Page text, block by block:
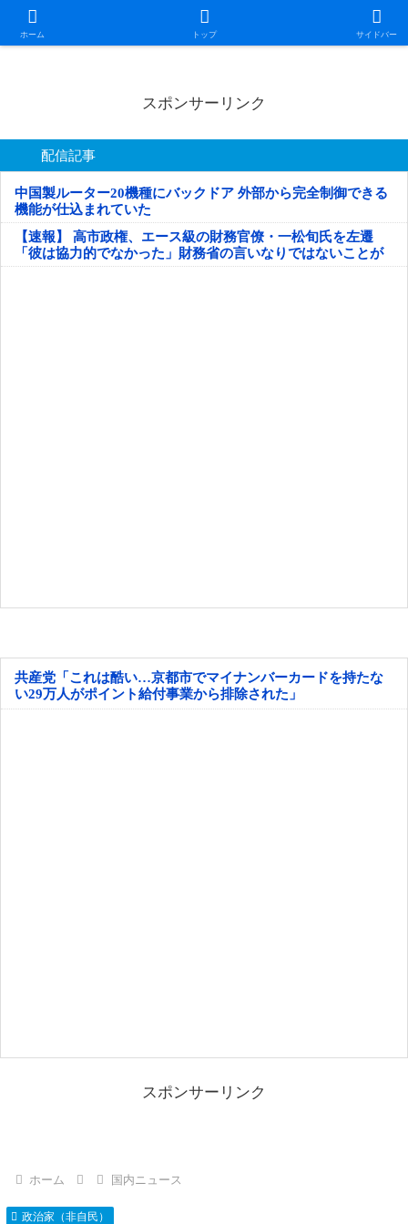
ホーム トップ サイドバー
日本第一！ニュース録
スポンサーリンク
配信記事
中国製ルーター20機種にバックドア 外部から完全制御できる
機能が仕込まれていた
【速報】 高市政権、エース級の財務官僚・一松旬氏を左遷
「彼は協力的でなかった」財務省の言いなりではないことが
判明
共産党「これは酷い…京都市でマイナンバーカードを持たな
い29万人がポイント給付事業から排除された」
スポンサーリンク
ホーム 国内ニュース
政治家（非自民）